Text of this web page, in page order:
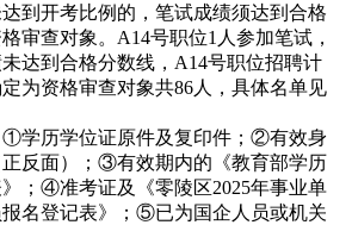
到开考比例的，笔试成绩须达到合格
审查对象。A14号职位1人参加笔试，
达到合格分数线，A14号职位招聘计
为资格审查对象共86人，具体名单见
①学历学位证原件及复印件；②有效身
反面）；③有效期内的《教育部学历
；④准考证及《零陵区2025年事业单
名登记表》；⑤已为国企人员或机关